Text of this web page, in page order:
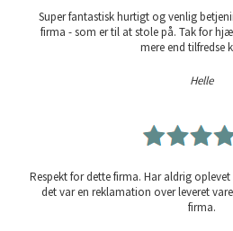
Super fantastisk hurtigt og venlig
firma - som er til at stole på. Tak for
mere end tilfredse
Helle
Respekt for dette firma. Har aldrig
det var en reklamation over leveret
firma.